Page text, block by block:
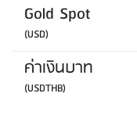
Gold Spot
(USD)
ค่าเงินบาท
(USDTHB)